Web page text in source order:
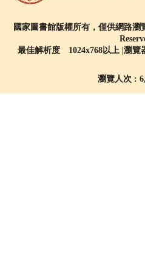
國家圖書館版權所有，僅供網路
最佳解析度 1024x768以上 |瀏覽
瀏覽人次 :